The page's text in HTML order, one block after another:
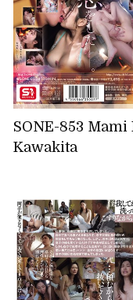
SONE-853 Mami
Kawakita